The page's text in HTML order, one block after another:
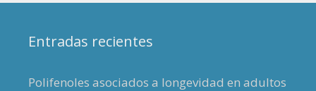
Entradas recientes
Polifenoles asociados a longevidad en adultos